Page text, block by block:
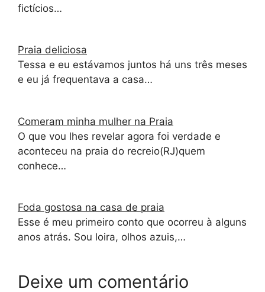
fictícios…
Praia deliciosa
Tessa e eu estávamos juntos há uns três meses
e eu já frequentava a casa…
Comeram minha mulher na Praia
O que vou lhes revelar agora foi verdade e
aconteceu na praia do recreio(RJ)quem
conhece…
Foda gostosa na casa de praia
Esse é meu primeiro conto que ocorreu à alguns
anos atrás. Sou loira, olhos azuis,…
Deixe um comentário